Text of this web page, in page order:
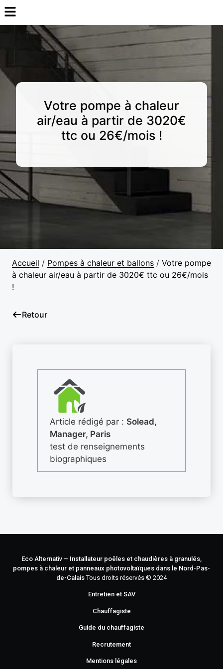
Votre pompe à chaleur
air/eau à partir de 3020€
ttc ou 26€/mois !
Accueil / Pompes à chaleur et ballons / Votre pompe
à chaleur air/eau à partir de 3020€ ttc ou 26€/mois
!
Retour
Article rédigé par : Solead,
Manager, Paris
test de renseignements
biographiques
Eco Alternativ – Installateur poêles et chaudières à granulés,
pompes à chaleur et panneaux photovoltaïques dans le Nord-Pas-
de-CalaisTous droits réservés © 2024
Entretien et SAV
Chauffagiste
Guide du chauffagiste
Recrutement
Mentions légales